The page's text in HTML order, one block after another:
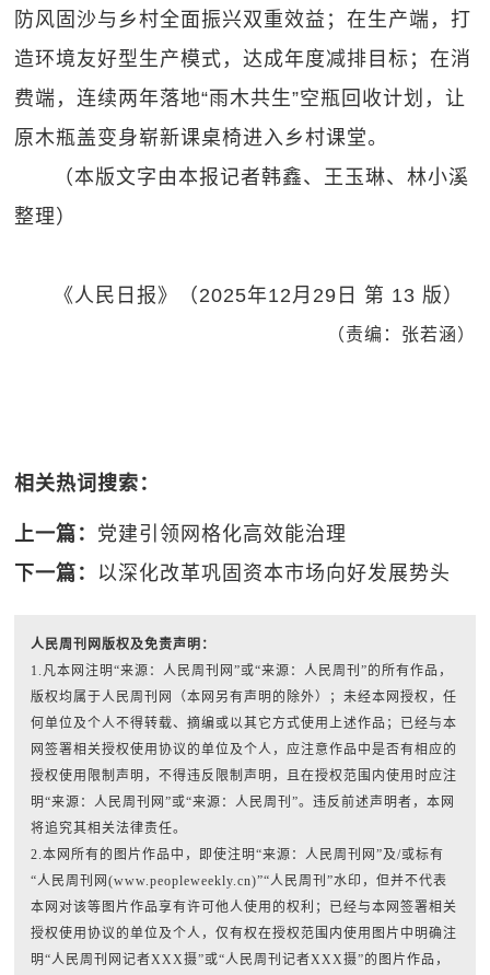
防风固沙与乡村全面振兴双重效益；在生产端，打
造环境友好型生产模式，达成年度减排目标；在消
费端，连续两年落地“雨木共生”空瓶回收计划，让
原木瓶盖变身崭新课桌椅进入乡村课堂。
（本版文字由本报记者韩鑫、王玉琳、林小溪
整理）
《人民日报》（2025年12月29日 第 13 版）
（责编：张若涵）
相关热词搜索：
上一篇： 党建引领网格化高效能治理
下一篇： 以深化改革巩固资本市场向好发展势头
人民周刊网版权及免责声明：
1.凡本网注明“来源：人民周刊网”或“来源：人民周刊”的所有作品，
版权均属于人民周刊网（本网另有声明的除外）；未经本网授权，任
何单位及个人不得转载、摘编或以其它方式使用上述作品；已经与本
网签署相关授权使用协议的单位及个人，应注意作品中是否有相应的
授权使用限制声明，不得违反限制声明，且在授权范围内使用时应注
明“来源：人民周刊网”或“来源：人民周刊”。违反前述声明者，本网
将追究其相关法律责任。
2.本网所有的图片作品中，即使注明“来源：人民周刊网”及/或标有
“人民周刊网(www.peopleweekly.cn)”“人民周刊”水印，但并不代表
本网对该等图片作品享有许可他人使用的权利；已经与本网签署相关
授权使用协议的单位及个人，仅有权在授权范围内使用图片中明确注
明“人民周刊网记者XXX摄”或“人民周刊记者XXX摄”的图片作品，